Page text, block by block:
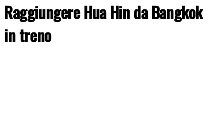
Raggiungere Hua Hin da Bangkok
in treno